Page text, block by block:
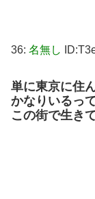
36: 名無し
単に東京に住
かなりいるっ
この街で生き